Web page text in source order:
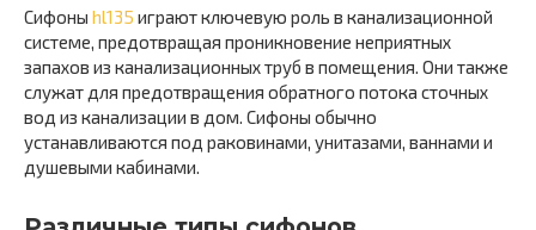
Сифоны hl135 играют ключевую роль в канализационной
системе, предотвращая проникновение неприятных
запахов из канализационных труб в помещения. Они также
служат для предотвращения обратного потока сточных
вод из канализации в дом. Сифоны обычно
устанавливаются под раковинами, унитазами, ваннами и
душевыми кабинами.